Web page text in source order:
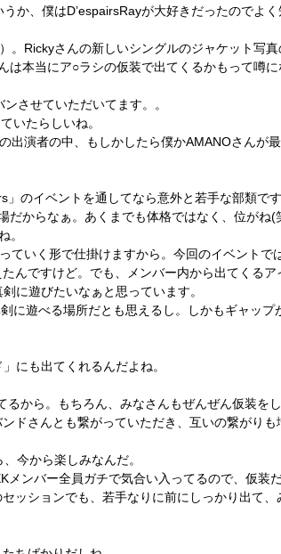
か、僕はD’espairsRayが大好きだったのでよ
。 Rickyさんの新しいシングルのジャケット写
は本当にア○ラシの仮装で出て くるかもって噂
させていただいてます。。
いたらしいね。
出演者の中、もしかしたら僕かAMANOさんが
のイベントを通してなら意外と若手な部類です
からなぁ。あくまでも体格ではなく、位がね(
。
ていく形で仕掛けますから。今回のイベントで
んですけど。でも、メンバー内から出てくるア
に遊びたいなぁと思っています。
に遊べる場所だとも思えるし。しかもギャップ
にも出てくれるんだよね。
から。もちろん、みなさんもぜんぜん仮装を
ドさんとも繋がっていただき、互いの繋がりも
、今から楽しみなんだ。
ンバー全員ガチで気合い入ってるので、仮装
ッションでも、若手なりに前にしっかり出て、